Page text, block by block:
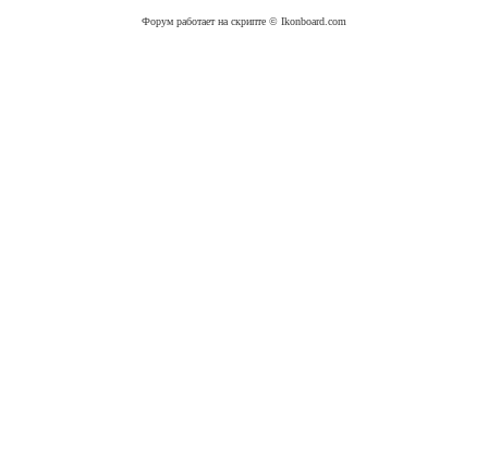
Форум работает на скрипте © Ikonboard.com